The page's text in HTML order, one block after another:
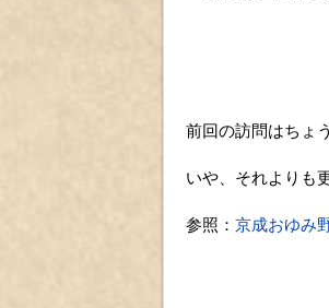
前回の訪問はちょ
いや、それよりも
参照： 京成おゆみ